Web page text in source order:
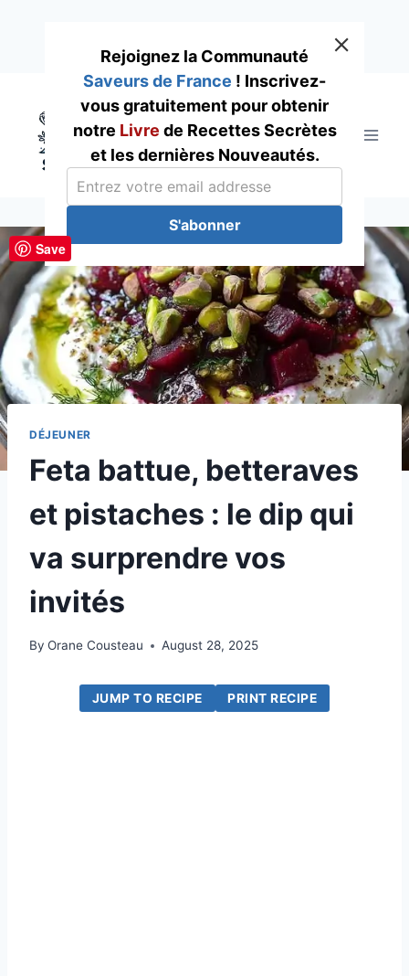
content
DÉJEUNER
Feta battue, betteraves
et pistaches : le dip qui
va surprendre vos
invités
By Orane Cousteau August 28, 2025
JUMP TO RECIPE PRINT RECIPE
Rejoignez la Communauté
Saveurs de France ! Inscrivez-
vous gratuitement pour obtenir
notre Livre de Recettes Secrètes
et les dernières Nouveautés.
S'abonner
Save